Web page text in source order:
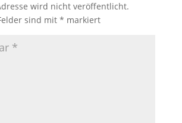
wird nicht veröffentlicht.
sind mit * markiert